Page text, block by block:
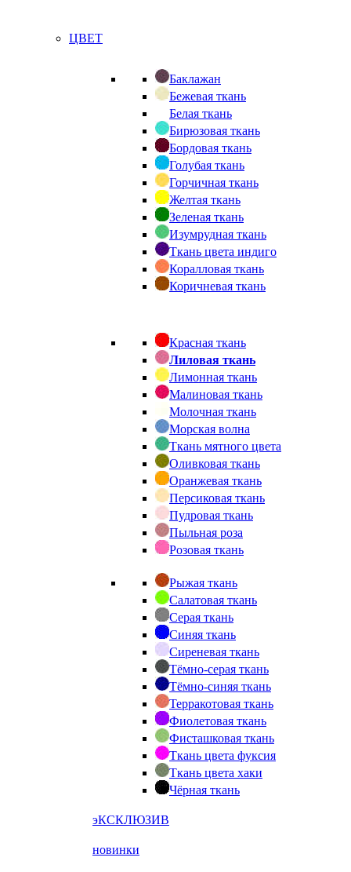
ЦВЕТ
Баклажан
Бежевая ткань
Белая ткань
Бирюзовая ткань
Бордовая ткань
Голубая ткань
Горчичная ткань
Желтая ткань
Зеленая ткань
Изумрудная ткань
Ткань цвета индиго
Коралловая ткань
Коричневая ткань
Красная ткань
Лиловая ткань
Лимонная ткань
Малиновая ткань
Молочная ткань
Морская волна
Ткань мятного цвета
Оливковая ткань
Оранжевая ткань
Персиковая ткань
Пудровая ткань
Пыльная роза
Розовая ткань
Рыжая ткань
Салатовая ткань
Серая ткань
Синяя ткань
Сиреневая ткань
Тёмно-серая ткань
Тёмно-синяя ткань
Терракотовая ткань
Фиолетовая ткань
Фисташковая ткань
Ткань цвета фуксия
Ткань цвета хаки
Чёрная ткань
эКСКЛЮЗИВ
новинки